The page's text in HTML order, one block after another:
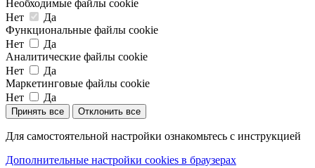
Необходимые файлы cookie
Нет
Да
Функциональные файлы cookie
Нет
Да
Аналитические файлы cookie
Нет
Да
Маркетинговые файлы cookie
Нет
Да
Принять все Отклонить все
Для самостоятельной настройки ознакомьтесь с инструкцией
Дополнительные настройки cookies в браузерах